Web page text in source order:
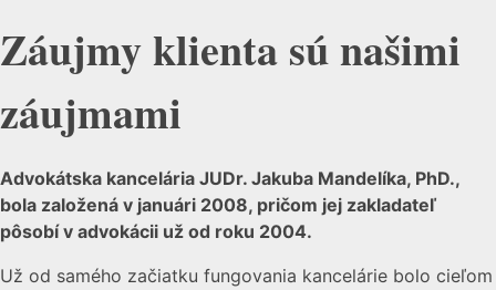
Záujmy klienta sú našimi
záujmami
Advokátska kancelária JUDr. Jakuba Mandelíka, PhD.,
bola založená v januári 2008, pričom jej zakladateľ
pôsobí v advokácii už od roku 2004.
Už od samého začiatku fungovania kancelárie bolo cieľom